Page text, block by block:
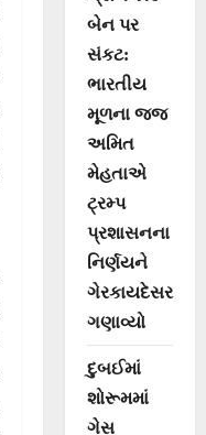
બેન પર
સંકટ:
ભારતીય
મૂળના જજ
અમિત
મેહતાએ
ટ્રમ્પ
પ્રશાસનના
નિર્ણયને
ગેરકાયદેસર
ગણાવ્યો
દુબઈમાં
શોરૂમમાં
ગેસ